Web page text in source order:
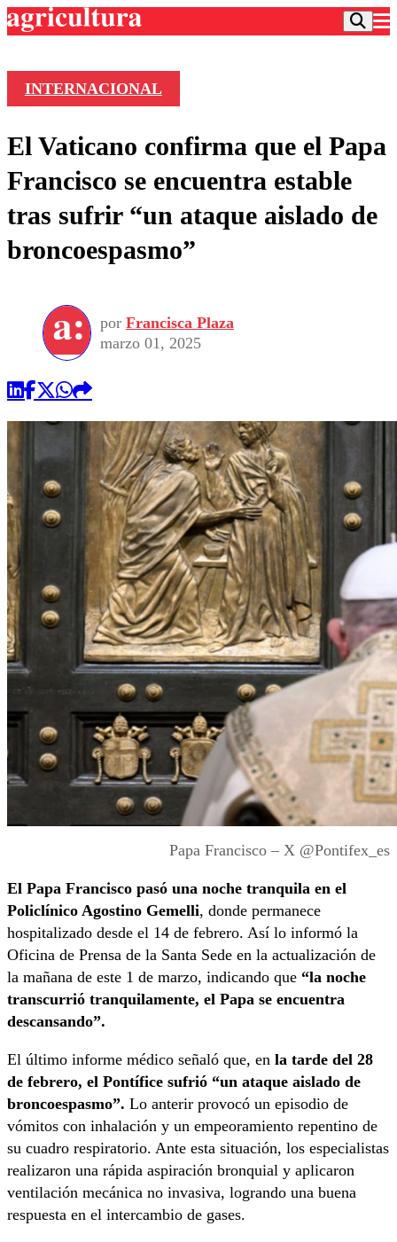
Frecuencias
Deportes
Colo Colo
Motor
Torneo Internacional
Torneo Nacional
Entretención
Internacional
Nacional
Vida Social
Programas
Comercial
INTERNACIONAL
El Vaticano confirma que el Papa
Francisco se encuentra estable
tras sufrir “un ataque aislado de
broncoespasmo”
por Francisca Plaza
marzo 01, 2025
Papa Francisco – X @Pontifex_es
El Papa Francisco pasó una noche tranquila en el
Policlínico Agostino Gemelli, donde permanece
hospitalizado desde el 14 de febrero. Así lo informó la
Oficina de Prensa de la Santa Sede en la actualización de
la mañana de este 1 de marzo, indicando que “la noche
transcurrió tranquilamente, el Papa se encuentra
descansando”.
El último informe médico señaló que, en la tarde del 28
de febrero, el Pontífice sufrió “un ataque aislado de
broncoespasmo”. Lo anterir provocó un episodio de
vómitos con inhalación y un empeoramiento repentino de
su cuadro respiratorio. Ante esta situación, los especialistas
realizaron una rápida aspiración bronquial y aplicaron
ventilación mecánica no invasiva, logrando una buena
respuesta en el intercambio de gases.